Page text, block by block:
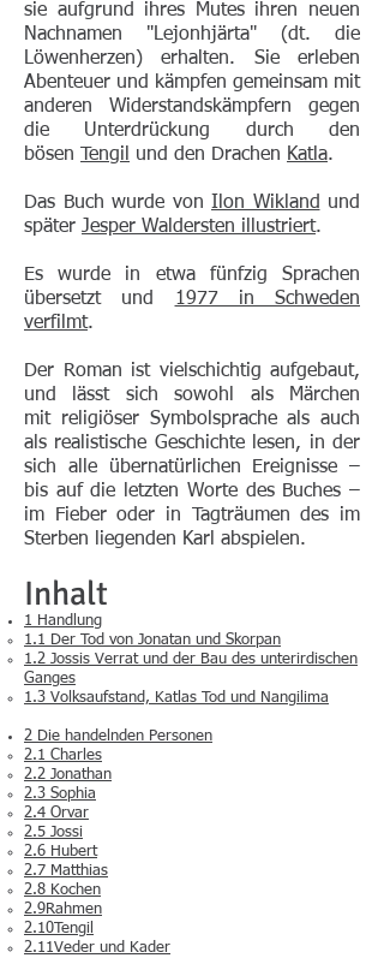
sie aufgrund ihres Mutes ihren neuen
Nachnamen "Lejonhjärta" (dt. die
Löwenherzen) erhalten. Sie erleben
Abenteuer und kämpfen gemeinsam mit
anderen Widerstandskämpfern gegen
die Unterdrückung durch den
bösen
Tengil und den Drachen Katla.
Das Buch wurde von Ilon Wikland und
später Jesper Waldersten illustriert.
Es wurde in etwa fünfzig Sprachen
übersetzt und 1977 in Schweden
verfilmt.
Der Roman ist vielschichtig aufgebaut,
und lässt sich sowohl als Märchen
mit religiöser Symbolspracheals auch
als realistische Geschichte lesen, in der
sich alle übernatürlichen Ereignisse –
bis auf die letzten Worte des Buches –
im Fieber oder in Tagträumen des im
Sterben liegenden Karl abspielen.
Inhalt
1 Handlung
1.1 Der Tod von Jonatan und Skorpan
1.2 Jossis Verrat und der Bau des unterirdischen
Ganges
1.3 Volksaufstand, Katlas Tod und Nangilima
2 Die handelnden Personen
2.1 Charles
2.2 Jonathan
2.3 Sophia
2.4 Orvar
2.5 Jossi
2.6 Hubert
2.7 Matthias
2.8 Kochen
2.9Rahmen
2.10Tengil
2.11Veder und Kader